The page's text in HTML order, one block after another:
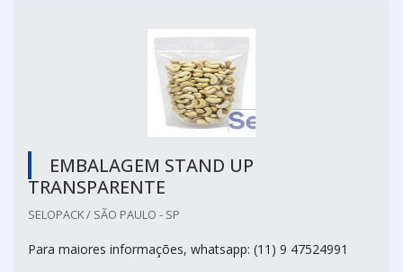
EMBALAGEM STAND UP
TRANSPARENTE
SELOPACK / SÃO PAULO - SP
Para maiores informações, whatsapp: (11) 9 47524991